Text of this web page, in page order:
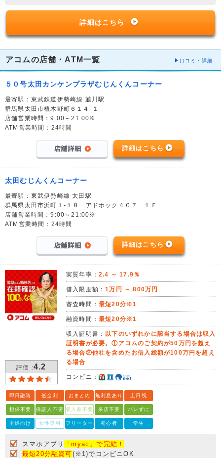
詳細はこちら
アコムの店舗・ATM一覧 口コミ・詳細
５０号太田カンケンプラザむじんくんコーナー
最寄駅：東武鉄道伊勢崎線 韮川駅
群馬県太田市植木野町６１４-１
店舗営業時間：9:00～21:00※
ATM営業時間：24時間
詳細はこちら
太田むじんくんコーナー
最寄駅：東武伊勢崎線 太田駅
群馬県太田市浜町１-１８ アドホック４０７ １Ｆ
店舗営業時間：9:00～21:00※
ATM営業時間：24時間
詳細はこちら
評価 :4.2
実質年率： 2.4 ～ 17.9％
借入限度額：1万円 ～ 800万円
審査時間： 最短20分※1
融資時間： 最短20分※1
収入証明書： 以下のいずれかに該当する場合は収入
証明書が必要。①アコムのご契約が50万円を超え
る場合②他社を含めたお借入総額が100万円を超え
る場合
コンビニ：
即日融資 低金利 おまとめ 無利息あり 土日祝
担保不要 保証人不要 収入書不要 来店不要 バレずに
主婦向け 女性専用 フリーター 初心者 学生
スマホアプリ
「myac」で完結！
最短20分融資可(※1)でコンビニOK